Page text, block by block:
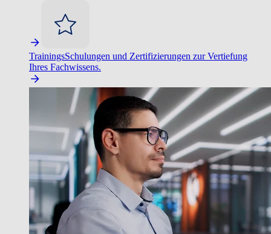
TrainingsSchulungen und Zertifizierungen zur Vertiefung
Ihres Fachwissens.